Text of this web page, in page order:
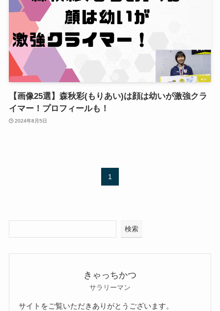
【画像25選】森秋彩(もりあい)は顔は幼いが激強クラ
イマー！プロフィールも！
2024年8月5日
1
検索
きゃっちかつ
サラリーマン
サイトをご覧いただきありがとうございます。